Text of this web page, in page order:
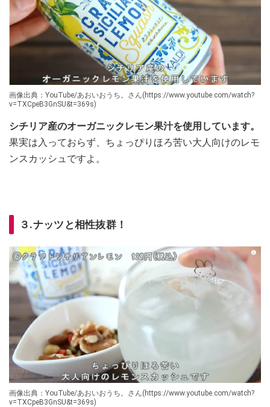
画像出典：YouTube/あおいおうち。さん(https://www.youtube.com/watch?
v=TXCpeB3GnSU&t=369s)
シチリア産のオーガニックレモン果汁を使用しています。
果実は入っておらず、ちょっぴりほろ苦い大人向けのレモ
ンスカッシュですよ。
３.ナッツと相性抜群！
画像出典：YouTube/あおいおうち。さん(https://www.youtube.com/watch?
v=TXCpeB3GnSU&t=369s)